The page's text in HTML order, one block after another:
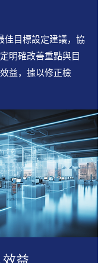
佳目標設定建議，協
明確改善重點與目
益，據以修正檢